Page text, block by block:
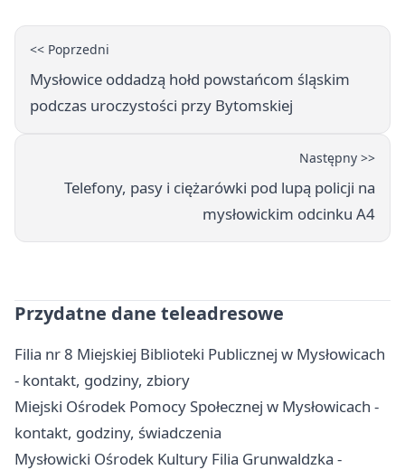
<< Poprzedni
Mysłowice oddadzą hołd powstańcom śląskim
podczas uroczystości przy Bytomskiej
Następny >>
Telefony, pasy i ciężarówki pod lupą policji na
mysłowickim odcinku A4
Przydatne dane teleadresowe
Filia nr 8 Miejskiej Biblioteki Publicznej w Mysłowicach
- kontakt, godziny, zbiory
Miejski Ośrodek Pomocy Społecznej w Mysłowicach -
kontakt, godziny, świadczenia
Mysłowicki Ośrodek Kultury Filia Grunwaldzka -